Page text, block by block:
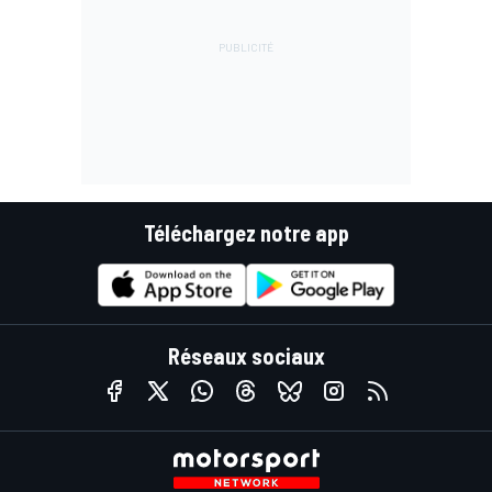
Téléchargez notre app
Réseaux sociaux